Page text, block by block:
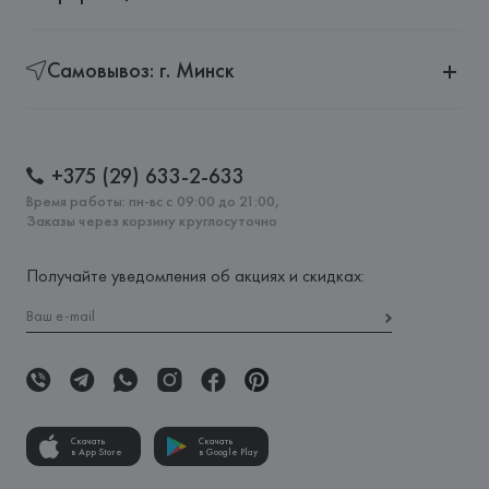
Самовывоз: г. Минск
+375 (29) 633-2-633
Время работы: пн-вс с 09:00 до 21:00,
Заказы через корзину круглосуточно
Получайте уведомления об акциях и скидках:
Скачать
в App Store
Скачать
в Google Play